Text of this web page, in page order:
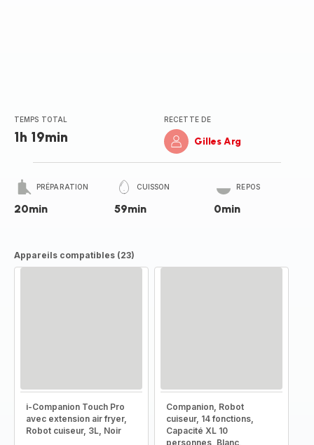
TEMPS TOTAL
1h 19min
RECETTE DE
Gilles Arg
PRÉPARATION
20min
CUISSON
59min
REPOS
0min
Appareils compatibles (23)
i-Companion Touch Pro
avec extension air fryer,
Robot cuiseur, 3L, Noir
Companion, Robot
cuiseur, 14 fonctions,
Capacité XL 10
personnes, Blanc,